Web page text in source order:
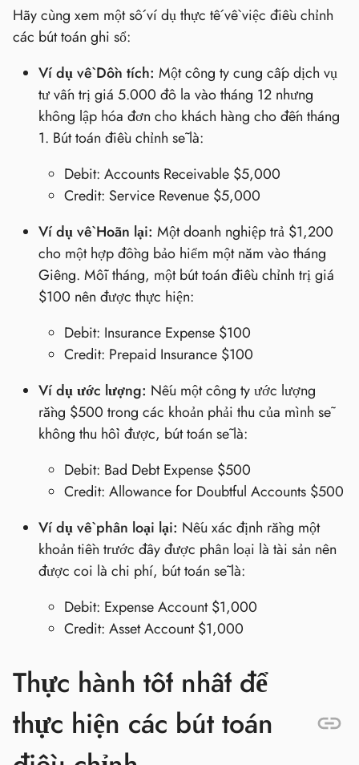
Hãy cùng xem một số ví dụ thực tế về việc điều chỉnh
các bút toán ghi sổ:
Ví dụ về Dồn tích: Một công ty cung cấp dịch vụ
tư vấn trị giá 5.000 đô la vào tháng 12 nhưng
không lập hóa đơn cho khách hàng cho đến tháng
1. Bút toán điều chỉnh sẽ là:
Debit: Accounts Receivable $5,000
Credit: Service Revenue $5,000
Ví dụ về Hoãn lại: Một doanh nghiệp trả $1,200
cho một hợp đồng bảo hiểm một năm vào tháng
Giêng. Mỗi tháng, một bút toán điều chỉnh trị giá
$100 nên được thực hiện:
Debit: Insurance Expense $100
Credit: Prepaid Insurance $100
Ví dụ ước lượng: Nếu một công ty ước lượng
rằng $500 trong các khoản phải thu của mình sẽ
không thu hồi được, bút toán sẽ là:
Debit: Bad Debt Expense $500
Credit: Allowance for Doubtful Accounts $500
Ví dụ về phân loại lại: Nếu xác định rằng một
khoản tiền trước đây được phân loại là tài sản nên
được coi là chi phí, bút toán sẽ là:
Debit: Expense Account $1,000
Credit: Asset Account $1,000
Thực hành tốt nhất để
thực hiện các bút toán